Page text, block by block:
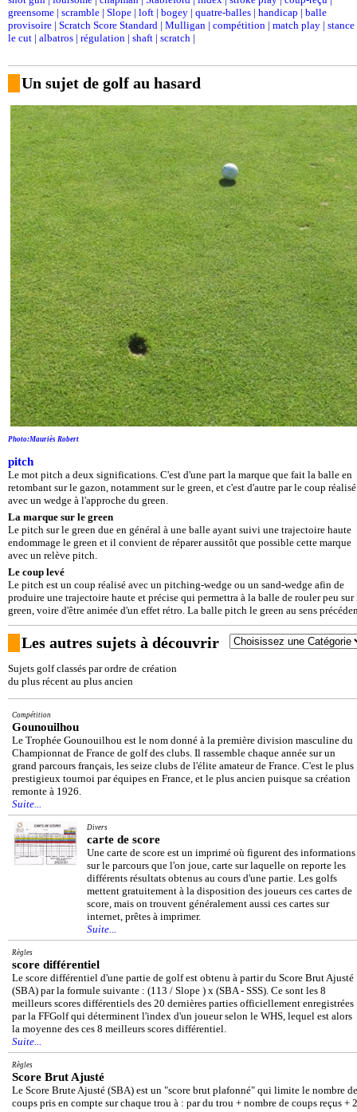
greensome | scramble | Slope | loft | bogey | quatre-balles | handicap | balle
provisoire | Scratch Score Standard | Mulligan | compétition | match play | stance
le cut | albatros | régulation | shaft | scratch |
Un sujet de golf au hasard
Photo:Mauriès Robert
pitch
Le mot pitch a deux significations. C'est d'une part la marque que fait la balle en
retombant sur le gazon, notamment sur le green, et c'est d'autre par le coup réalisé
avec un wedge à l'approche du green.
La marque sur le green
Le pitch sur le green due en général à une balle ayant suivi une trajectoire haute
endommage le green et il convient de réparer aussitôt que possible cette marque
avec un relève pitch.
Le coup levé
Le pitch est un coup réalisé avec un pitching-wedge ou un sand-wedge afin de
produire une trajectoire haute et précise qui permettra à la balle de rouler peu sur
green, voire d'être animée d'un effet rétro. La balle pitch le green au sens
Les autres sujets à découvrir
Sujets golf classés par ordre de création
du plus récent au plus ancien
Compétition
Gounouilhou
Le Trophée Gounouilhou est le nom donné à la première division masculine du
Championnat de France de golf des clubs. Il rassemble chaque année sur un
grand parcours français, les seize clubs de l'élite amateur de France. C'est le plus
prestigieux tournoi par équipes en France, et le plus ancien puisque sa création
remonte à 1926.
Suite...
Divers
carte de score
Une carte de score est un imprimé où figurent des informations
sur le parcours que l'on joue, carte sur laquelle on reporte les
différents résultats obtenus au cours d'une partie. Les golfs
mettent gratuitement à la disposition des joueurs ces cartes de
score, mais on trouvent généralement aussi ces cartes sur
internet, prêtes à imprimer.
Suite...
Règles
score différentiel
Le score différentiel d'une partie de golf est obtenu à partir du Score Brut Ajusté
(SBA) par la formule suivante : (113 / Slope ) x (SBA - SSS). Ce sont les 8
meilleurs scores différentiels des 20 dernières parties officiellement enregistrées
par la FFGolf qui déterminent l'index d'un joueur selon le WHS, lequel est alors
la moyenne des ces 8 meilleurs scores différentiel.
Suite...
Règles
Score Brut Ajusté
Le Score Brute Ajusté (SBA) est un "score brut plafonné" qui limite le nombre de
coups pris en compte sur chaque trou à : par du trou + nombre de coups reçus + 2